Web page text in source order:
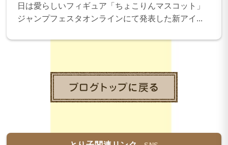
日は愛らしいフィギュア「ちょこりんマスコット」
ジャンプフェスタオンラインにて発表した新アイ...